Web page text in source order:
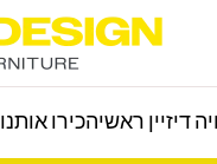
דיזיין ראשיהכירו אותנו